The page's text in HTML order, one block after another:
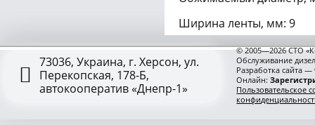
Ширина ленты, мм: 9
Подходит для обжатия
шланга с внутренним
73036, Украина, г. Херсон, ул.
Перекопская, 178-Б,
автокооператив «Днепр-1»
© 2005—2026 СТО
Обслуживание
Разработка сайта
Онлайн:
Пользовательское